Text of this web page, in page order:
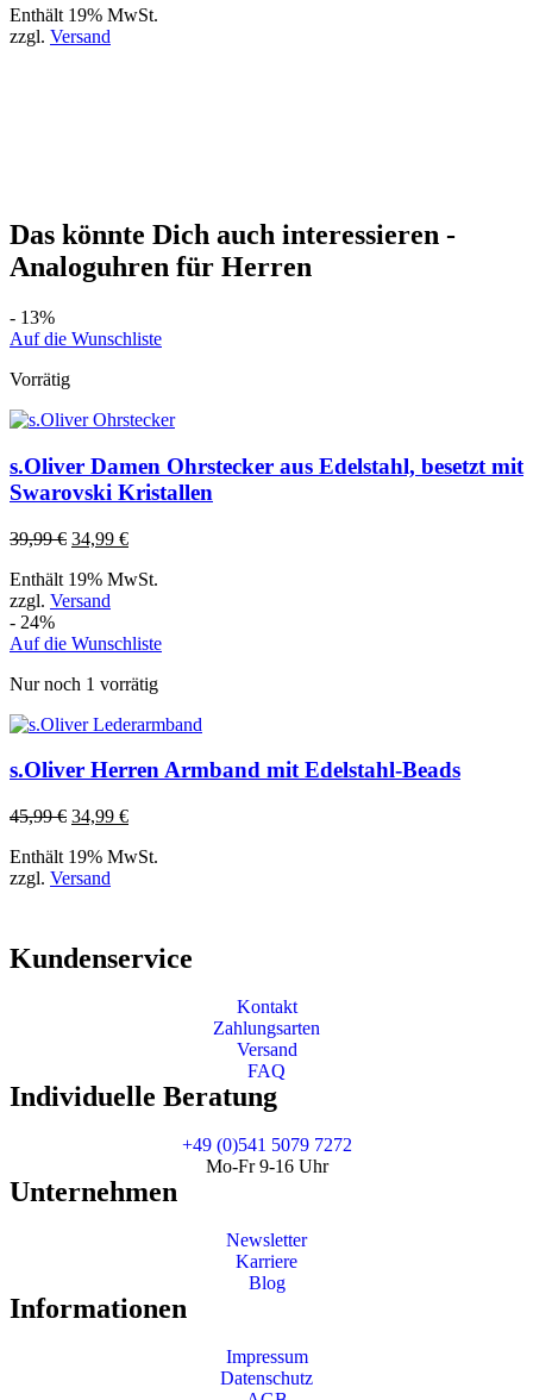
Enthält 19% MwSt.
zzgl. Versand
Das könnte Dich auch interessieren -
Analoguhren für Herren
- 13%
Auf die Wunschliste
Vorrätig
s.Oliver Damen Ohrstecker aus Edelstahl, besetzt mit
Swarovski Kristallen
39,99€ 34,99 €
Enthält 19% MwSt.
zzgl. Versand
- 24%
Auf die Wunschliste
Nur noch 1 vorrätig
s.Oliver Herren Armband mit Edelstahl-Beads
45,99€ 34,99 €
Enthält 19% MwSt.
zzgl. Versand
Kundenservice
Kontakt
Zahlungsarten
Versand
FAQ
Individuelle Beratung
+49 (0)541 5079 7272
Mo-Fr 9-16 Uhr
Unternehmen
Newsletter
Karriere
Blog
Informationen
Impressum
Datenschutz